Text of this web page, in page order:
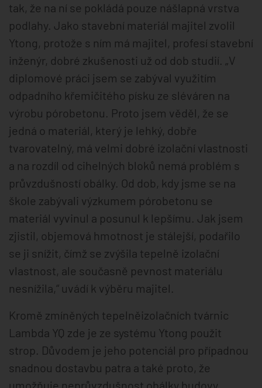
tak, že na ní se pokládá pouze nášlapná vrstva
podlahy. Jako stavební materiál majitel zvolil
Ytong, protože s ním má majitel, profesí stavební
inženýr, dobré zkušenosti už od dob studií. „V
diplomové práci jsem se zabýval využitím
odpadního křemičitého písku ze sléváren na
výrobu pórobetonu. Proto jsem věděl, že se
jedná o materiál, který je lehký, dobře
tvarovatelný, má velmi dobré izolační vlastnosti
a na rozdíl od cihelných bloků nemá problém s
průvzdušností obálky. Od dob, kdy jsme se na
škole zabývali výzkumem pórobetonu se
materiál vyvinul a posunul k lepšímu. Jak jsem
zjistil, objemová hmotnost je stálejší, podařilo
se ji snížit, čímž se zvýšila tepelně izolační
vlastnost, ale současně pevnost materiálu
nesnížila,“ uvádí k výběru majitel.
Kromě zmíněných tepelněizolačních tvárnic
Lambda YQ zde je ze systému Ytong použit
strop. Důvodem je jeho potenciál pro případnou
snadnou dostavbu patra a také proto, že
umožňuje neprůvzdušnost obálky budovy.